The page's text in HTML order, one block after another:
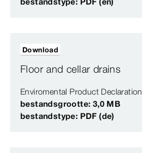
Floor and cellar drains
Enviromental Product Declaration
bestandsgrootte: 3,0 MB
bestandstype: PDF (de)
Download